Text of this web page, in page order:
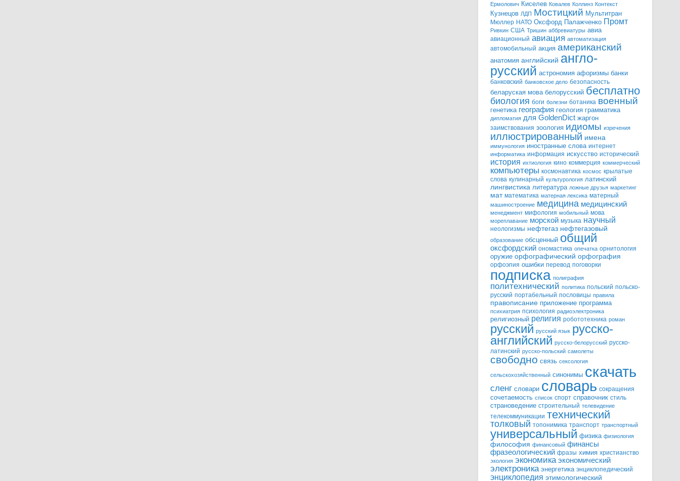
Ермолович Киселев Ковалев Коллинз Контекст
Кузнецов ЛДП Мостицкий Мультитран
Мюллер НАТО Оксфорд Палажченко Промт
Ривкин США Тришин аббревиатуры авиа
авиационный авиация автоматизация
автомобильный акция американский
анатомия английский англо-
русский астрономия афоризмы банки
банковский банковское дело безопасность
беларуская мова белорусский бесплатно
биология боги болезни ботаника военный
генетика география геология грамматика
дипломатия для GoldenDict жаргон
заимствования зоология идиомы изречения
иллюстрированный имена
иммунология иностранные слова интернет
информатика информация искусство исторический
история ихтиология кино коммерция коммерческий
компьютеры космонавтика космос крылатые
слова кулинарный культурология латинский
лингвистика литература ложные друзья маркетинг
мат математика матерная лексика матерный
машиностроение медицина медицинский
менеджмент мифология мобильный мова
мореплавание морской музыка научный
неологизмы нефтегаз нефтегазовый
образование обсценный общий
оксфордский ономастика опечатка орнитология
оружие орфографический орфография
орфоэпия ошибки перевод поговорки
подписка полиграфия
политехнический политика польский польско-
русский портабельный пословицы правила
правописание приложение программа
психиатрия психология радиоэлектроника
религиозный религия робототехника роман
русский русский язык русско-
английский русско-белорусский русско-
латинский русско-польский самолеты
свободно связь сексология
сельскохозяйственный синонимы скачать
сленг словари словарь сокращения
сочетаемость список спорт справочник стиль
страноведение строительный телевидение
телекоммуникации технический
толковый топонимика транспорт транспортный
универсальный физика физиология
философия финансовый финансы
фразеологический фразы химия христианство
экология экономика экономический
электроника энергетика энциклопедический
энциклопедия этимологический